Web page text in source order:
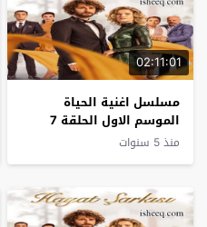
02:11:01
مسلسل اغنية الحياة
الموسم الاول الحلقة 7
منذ 5 سنوات